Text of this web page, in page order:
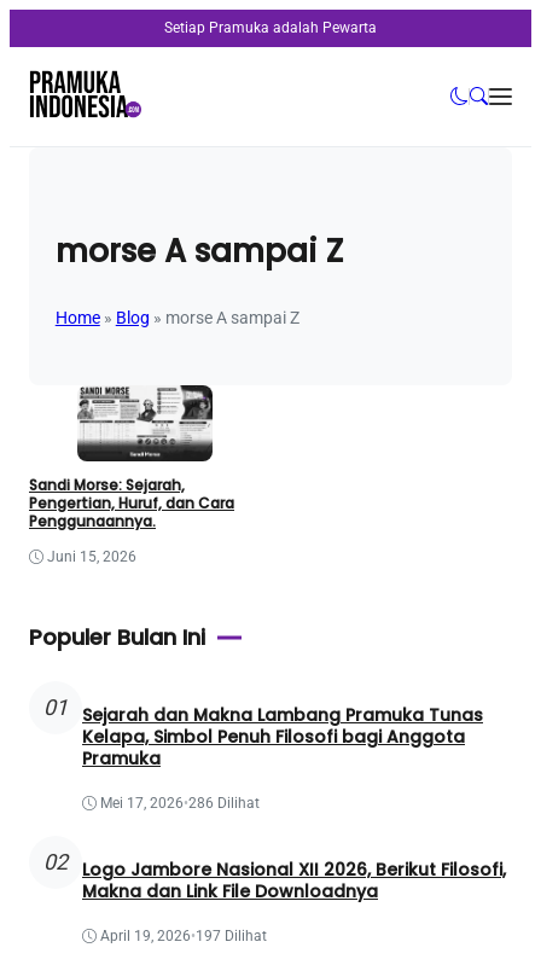
Setiap Pramuka adalah Pewarta
morse A sampai Z
Home» Blog » morse A sampai Z
Sandi Morse: Sejarah,
Pengertian, Huruf, dan Cara
Penggunaannya.
Juni 15, 2026
Populer Bulan Ini
01
Sejarah dan Makna Lambang Pramuka Tunas
Kelapa, Simbol Penuh Filosofi bagi Anggota
Pramuka
Mei 17, 2026•286 Dilihat
02
Logo Jambore Nasional XII 2026, Berikut Filosofi,
Makna dan Link File Downloadnya
April 19, 2026•197 Dilihat